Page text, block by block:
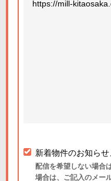
新着物件のお知ら
配信を希望しない場合
場合は、ご記入のメー